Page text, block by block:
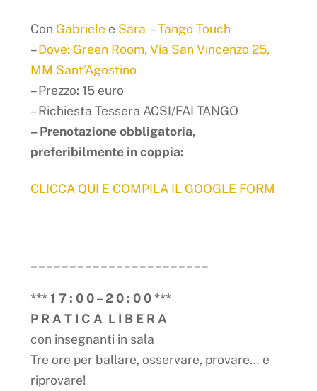
Con Gabriele e Sara –Tango Touch
–Dove: Green Room, Via San Vincenzo 25,
MM Sant’Agostino
– Prezzo: 15 euro
– Richiesta Tessera ACSI/FAI TANGO
– Prenotazione obbligatoria,
preferibilmente in coppia:
CLICCA QUI E COMPILA IL GOOGLE FORM
*** 1 7 : 0 0 – 2 0 : 0 0 ***
P R A T I C A L I B E R A
con insegnanti in sala
Tre ore per ballare, osservare, provare… e
riprovare!